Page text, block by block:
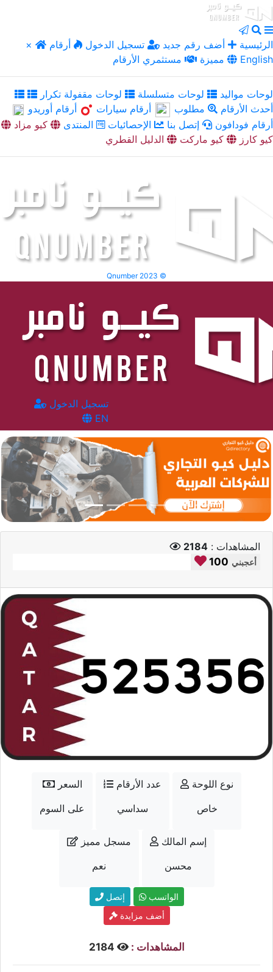
× الرئيسية أضف رقم جديد تسجيل الدخول
أرقام
مميزة
مستثمري الأرقام English
لوحات مواليد لوحات متسلسلة
لوحات مقفولة تكرار
أحدث الأرقام
مطلوب أرقام سيارات
أرقام أوريدو
أرقام فودافون
إتصل بنا الإحصائيات المنتدى
كيو مزاد
كيو كارز
كيو ماركت الدليل القطري
Qnumber 2023 ©
تسجيل الدخول
EN
المشاهدات : 2184
100 أعجبني
السعر
على السوم
عدد الأرقام
سداسي
نوع اللوحة
خاص
مسجل مميز
نعم
إسم المالك
محسن
إتصل
الواتسب
أضف مزايدة
المشاهدات :